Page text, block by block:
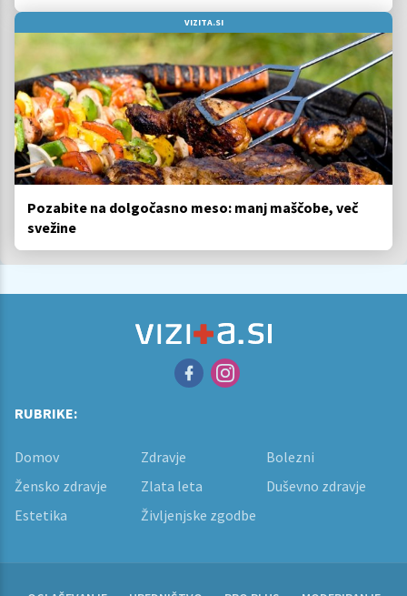
VIZITA.SI
Pozabite na dolgočasno meso: manj maščobe, več
svežine
RUBRIKE:
Domov Zdravje
Bolezni
Žensko zdravje
Zlata leta
Duševno zdravje
Estetika
Življenjske zgodbe